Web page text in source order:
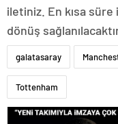
iletiniz. En kısa
dönüş
galatasaray
Tottenham